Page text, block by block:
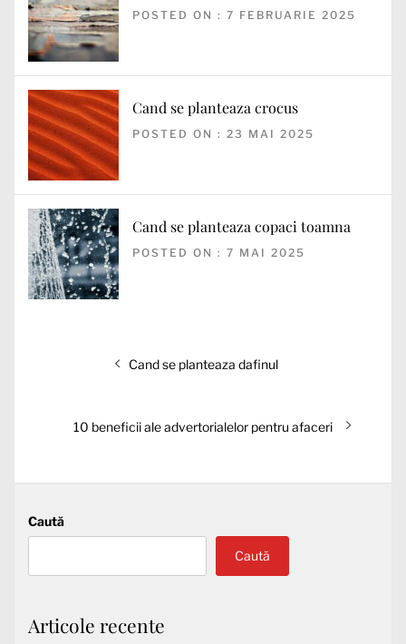
POSTED ON : 7 FEBRUARIE 2025
Cand se planteaza crocus
POSTED ON : 23 MAI 2025
Cand se planteaza copaci toamna
POSTED ON : 7 MAI 2025
Articolul
Cand se planteaza dafinul
Articolul
10 beneficii ale advertorialelor pentru afaceri
Caută
Caută
Articole recente